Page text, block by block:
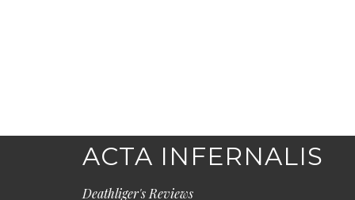
ACTA INFERNALIS
Deathliger's Reviews